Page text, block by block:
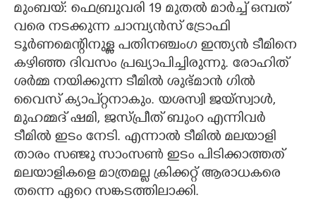
LITERATURE
ZOOM
CONTACT US
മുംബയ്: ഫെബ്രുവരി 19 മുതൽ മാർച്ച് ഒമ്പത്
വരെ നടക്കുന്ന ചാമ്പ്യൻസ് ട്രോഫി
ടൂർണമെന്റിനുള്ള പതിനഞ്ചംഗ ഇന്ത്യൻ ടീമിനെ
കഴിഞ്ഞ ദിവസം പ്രഖ്യാപിച്ചിരുന്നു. രോഹിത്
ശർമ്മ നയിക്കുന്ന ടീമിൽ ശുഭ്മാൻ ഗിൽ
വൈസ് ക്യാപ്റ്റനാകും. യശസ്വി ജയ്സ്വാൾ,
മുഹമ്മദ് ഷമി, ജസ്പ്രീത് ബുംറ എന്നിവർ
ടീമിൽ ഇടം നേടി. എന്നാൽ ടീമിൽ മലയാളി
താരം സഞ്ജു സാംസൺ ഇടം പിടിക്കാത്തത്
മലയാളികളെ മാത്രമല്ല ക്രിക്കറ്റ് ആരാധകരെ
തന്നെ ഏറെ സങ്കടത്തിലാക്കി.